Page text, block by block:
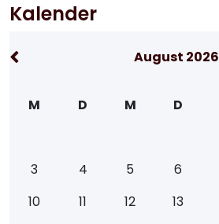
Kalender
August 2026
M D M D
3
4 5 6
10
11 12 13